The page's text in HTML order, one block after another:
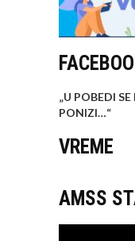
„U POBEDI
PONIZI…“
VREME
AMSS